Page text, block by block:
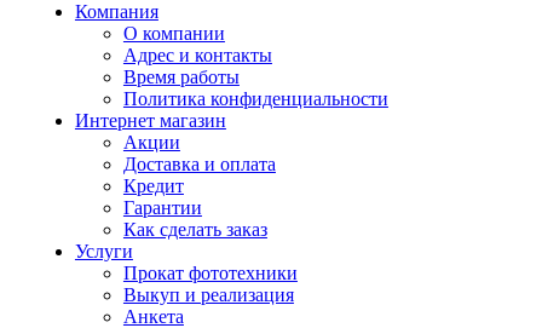
Компания
О компании
Адрес и контакты
Время работы
Политика конфиденциальности
Интернет магазин
Акции
Доставка и оплата
Кредит
Гарантии
Как сделать заказ
Услуги
Прокат фототехники
Выкуп и реализация
Анкета